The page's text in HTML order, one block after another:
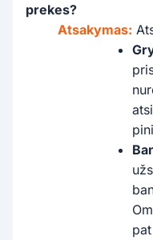
prekes?
Atsakymas: